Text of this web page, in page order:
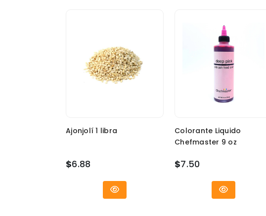
Ajonjolí 1 libra
$6.88
Colorante Liquido
Chefmaster 9 oz
$7.50